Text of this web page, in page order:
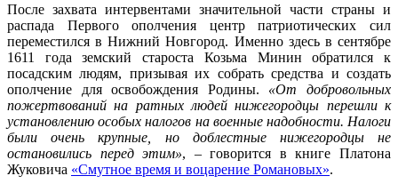
После захвата интервентами значительной части страны и
распада Первого ополчения центр патриотических сил
переместился в Нижний Новгород. Именно здесь в сентябре
1611 года земский староста Козьма Минин обратился к
посадским людям, призывая их собрать средства и создать
ополчение для освобождения Родины. «От добровольных
пожертвований на ратных людей нижегородцы перешли к
установлению особых налогов на военные надобности. Налоги
были очень крупные, но доблестные нижегородцы не
остановились перед этим», – говорится в книге Платона
Жуковича «Смутное время и воцарение Романовых».